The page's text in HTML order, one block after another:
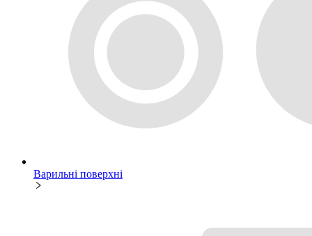
Варильні поверхні